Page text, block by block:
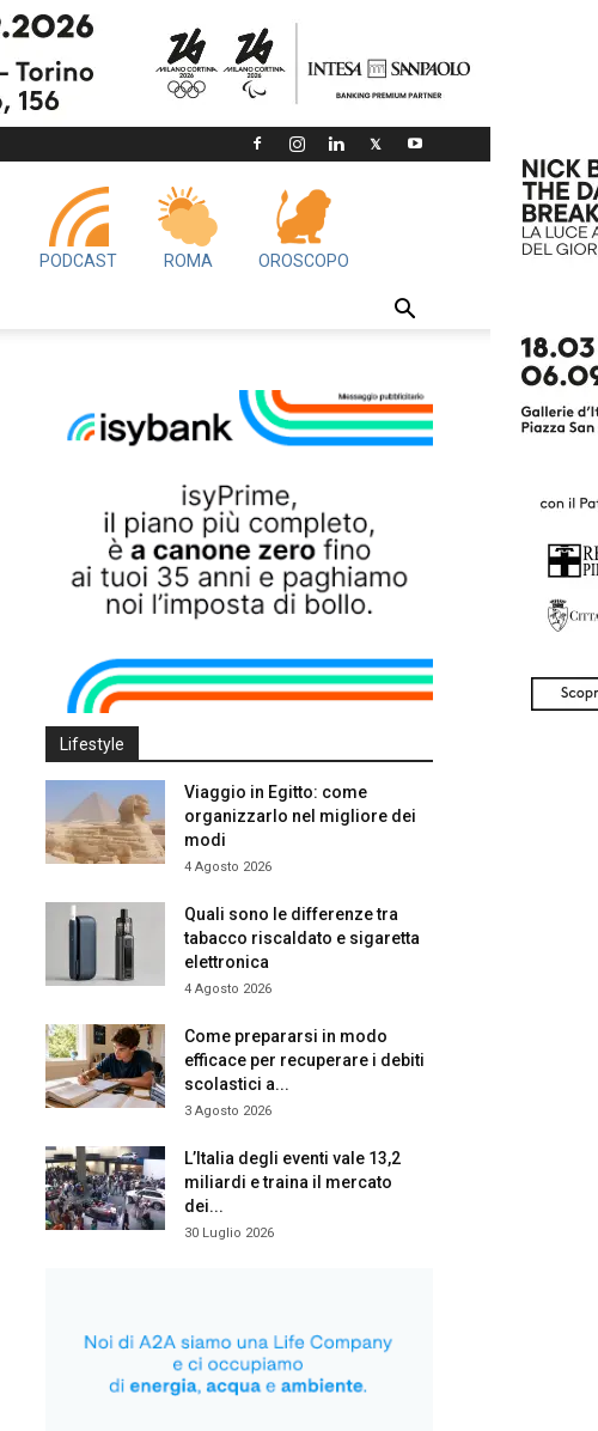
PODCAST ROMA OROSCOPO
Lifestyle
Viaggio in Egitto: come
organizzarlo nel migliore dei
modi
4 Agosto 2026
Quali sono le differenze tra
tabacco riscaldato e sigaretta
elettronica
4 Agosto 2026
Come prepararsi in modo
efficace per recuperare i debiti
scolastici a...
3 Agosto 2026
L’Italia degli eventi vale 13,2
miliardi e traina il mercato
dei...
30 Luglio 2026